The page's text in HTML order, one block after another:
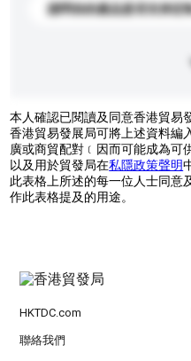
請問你的產品是否支持定
本人確認已閱讀及同意香港貿易
香港貿易發展局可將上述資料編
廣或商貿配對﹝因而可能成為可
以及用於貿發局在私隱政策聲明
此表格上所述的每一位人士同意
作此表格提及的用途。
HKTDC.com
聯絡我們